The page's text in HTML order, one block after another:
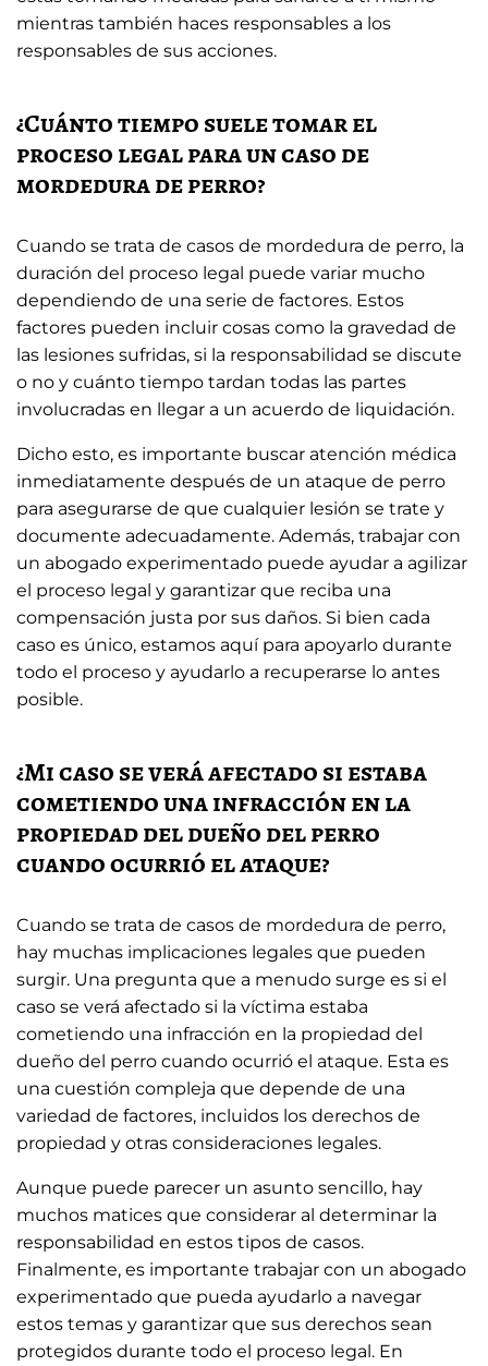
mientras también haces responsables a los
responsables de sus acciones.
¿Cuánto tiempo suele tomar el
proceso legal para un caso de
mordedura de perro?
Cuando se trata de casos de mordedura de perro, la
duración del proceso legal puede variar mucho
dependiendo de una serie de factores. Estos
factores pueden incluir cosas como la gravedad de
las lesiones sufridas, si la responsabilidad se discute
o no y cuánto tiempo tardan todas las partes
involucradas en llegar a un acuerdo de liquidación.
Dicho esto, es importante buscar atención médica
inmediatamente después de un ataque de perro
para asegurarse de que cualquier lesión se trate y
documente adecuadamente. Además, trabajar con
un abogado experimentado puede ayudar a agilizar
el proceso legal y garantizar que reciba una
compensación justa por sus daños. Si bien cada
caso es único, estamos aquí para apoyarlo durante
todo el proceso y ayudarlo a recuperarse lo antes
posible.
¿Mi caso se verá afectado si estaba
cometiendo una infracción en la
propiedad del dueño del perro
cuando ocurrió el ataque?
Cuando se trata de casos de mordedura de perro,
hay muchas implicaciones legales que pueden
surgir. Una pregunta que a menudo surge es si el
caso se verá afectado si la víctima estaba
cometiendo una infracción en la propiedad del
dueño del perro cuando ocurrió el ataque. Esta es
una cuestión compleja que depende de una
variedad de factores, incluidos los derechos de
propiedad y otras consideraciones legales.
Aunque puede parecer un asunto sencillo, hay
muchos matices que considerar al determinar la
responsabilidad en estos tipos de casos.
Finalmente, es importante trabajar con un abogado
experimentado que pueda ayudarlo a navegar
estos temas y garantizar que sus derechos sean
protegidos durante todo el proceso legal. En